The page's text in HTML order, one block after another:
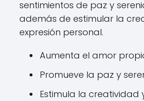
sentimientos de paz y
además de estimular la
expresión personal.
Aumenta el amor
Promueve la paz y
Estimula la creatividad